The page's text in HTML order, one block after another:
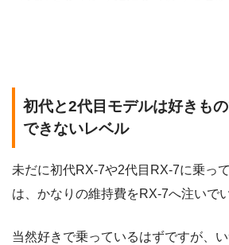
初代と2代目モデルは好きも
できないレベル
未だに初代RX-7や2代目RX-7に乗っ
は、かなりの維持費をRX-7へ注いで
当然好きで乗っているはずですが、